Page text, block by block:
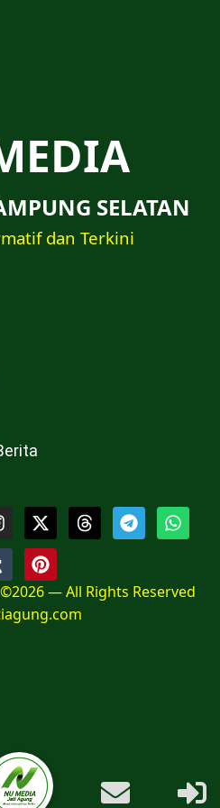
SELATAN
dan Terkini
©2026 — All Rights Reserved